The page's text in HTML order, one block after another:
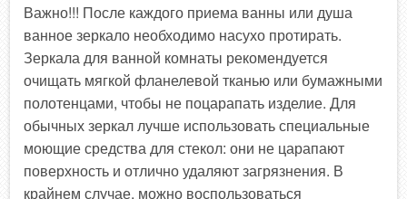
Важно!!! После каждого приема ванны или душа
ванное зеркало необходимо насухо протирать.
Зеркала для ванной комнаты рекомендуется
очищать мягкой фланелевой тканью или бумажными
полотенцами, чтобы не поцарапать изделие. Для
обычных зеркал лучше использовать специальные
моющие средства для стекол: они не царапают
поверхность и отлично удаляют загрязнения. В
крайнем случае, можно воспользоваться